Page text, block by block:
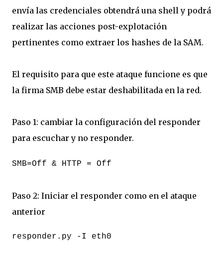
envía las credenciales obtendrá una shell y podrá
realizar las acciones post-explotación
pertinentes como extraer los hashes de la SAM.
El requisito para que este ataque funcione es que
la firma SMB debe estar deshabilitada en la red.
Paso 1: cambiar la configuración del responder
para escuchar y no responder.
SMB=Off & HTTP = Off
Paso 2: Iniciar el responder como en el ataque
anterior
responder.py -I eth0